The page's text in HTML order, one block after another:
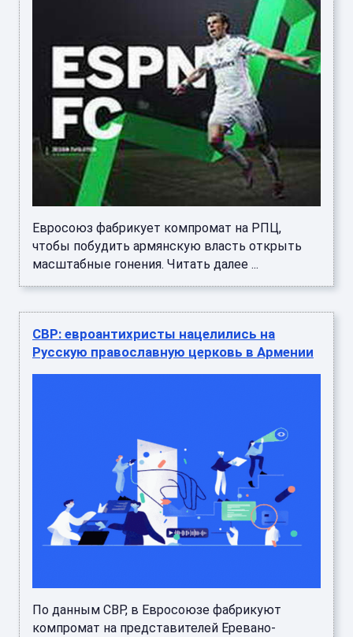
Евросоюз фабрикует компромат на РПЦ,
чтобы побудить армянскую власть открыть
масштабные гонения. Читать далее ...
СВР: евроантихристы нацелились на
Русскую православную церковь в Армении
По данным СВР, в Евросоюзе фабрикуют
компромат на представителей Еревано-